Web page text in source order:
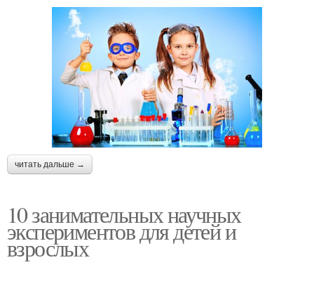
читать дальше →
10 занимательных научных
экспериментов для детей и
взрослых